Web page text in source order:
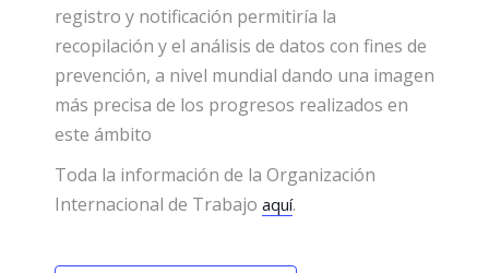
registro y notificación permitiría la
recopilación y el análisis de datos con fines de
prevención, a nivel mundial dando una imagen
más precisa de los progresos realizados en
este ámbito
Toda la información de la Organización
Internacional de Trabajo aquí.